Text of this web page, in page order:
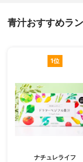
青汁おすすめラ
1位
ナチュレライフ